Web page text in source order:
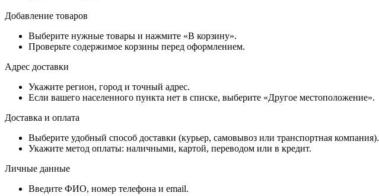
Добавление товаров
Выберите нужные товары и нажмите «В корзину».
Проверьте содержимое корзины перед оформлением.
Адрес доставки
Укажите регион, город и точный адрес.
Если вашего населенного пункта нет в списке, выберите «Другое местоположение».
Доставка и оплата
Выберите удобный способ доставки (курьер, самовывоз или транспортная компания).
Укажите метод оплаты: наличными, картой, переводом или в кредит.
Личные данные
Введите ФИО, номер телефона и email.